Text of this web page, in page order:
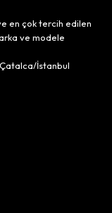
en çok tercih edilen
ve modele
Çatalca/İstanbul